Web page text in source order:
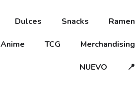
Dulces Snacks Ramen
Anime TCG Merchandising
NUEVO
📍